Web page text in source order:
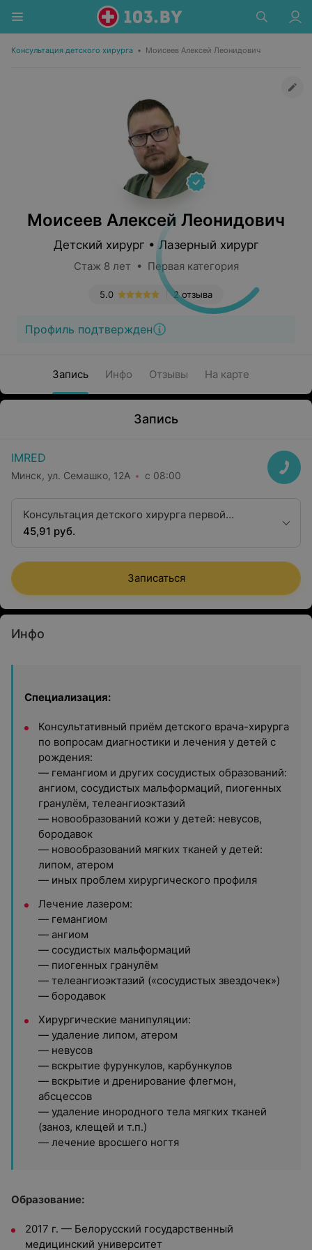
Консультация детского хирурга • Моисеев Алексей Леонидович
Моисеев Алексей Леонидович
Детский хирург • Лазерный хирург
Стаж 8 лет • Первая категория
2 отзыва
5.0
Профиль подтвержден
Запись Инфо Отзывы На карте
Запись
IMRED
Минск, ул. Семашко, 12А с 08:00
Консультация детского хирурга первой
квалификационной категории
45,91 руб.
Записаться
Инфо
Специализация:
Консультативный приём детского врача-хирурга
по вопросам диагностики и лечения у детей с
рождения:
— гемангиом и других сосудистых образований:
ангиом, сосудистых мальформаций, пиогенных
гранулём, телеангиоэктазий
— новообразований кожи у детей: невусов,
бородавок
— новообразований мягких тканей у детей:
липом, атером
— иных проблем хирургического профиля
Лечение лазером:
— гемангиом
— ангиом
— сосудистых мальформаций
— пиогенных гранулём
— телеангиоэктазий («сосудистых звездочек»)
— бородавок
Хирургические манипуляции:
— удаление липом, атером
— невусов
— вскрытие фурункулов, карбункулов
— вскрытие и дренирование флегмон,
абсцессов
— удаление инородного тела мягких тканей
(заноз, клещей и т.п.)
— лечение вросшего ногтя
Образование:
2017 г. — Белорусский государственный
медицинский университет